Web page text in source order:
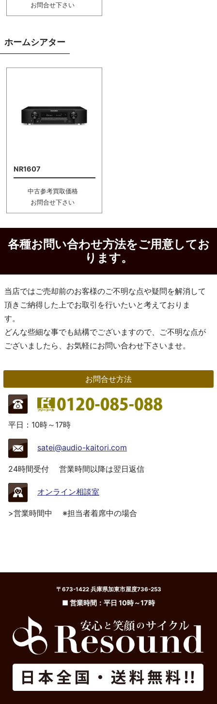
お問合せ下さい
ホームシアター
NR1607
中古参考買取価格
お問合せ下さい
各種お問い合わせ方法をご用意してお
ります。
当店ではご売却前のお客様のご不明な点や疑問を解消して
頂きご納得した上でお取引を行いたいと考えておりま
す。
どんな些細な事でも結構でございますので、ご不明な点が
ございましたら、お気軽にお問い合わせ下さいませ。
お問合せ方法
平日：10時～17時
satei@audio-kaitori.com
24時間受付 営業時間以降は翌日返信
オンライン相談室
>営業時間中 ※担当者着席中の場合
〒673-1422 兵庫県加東市屋度736-253
■ 営業時間：平日 10時～17時